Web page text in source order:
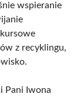
wspieranie
z recyklingu,
Pani Iwona